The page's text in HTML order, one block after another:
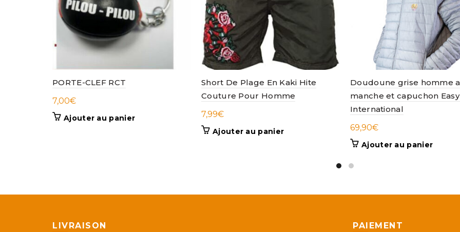
PORTE-CLEF RCT
7,00€
Ajouter au panier
Short De Plage En Kaki Hite
Couture Pour Homme
7,99€
Ajouter au panier
Doudoune grise homme
manche et capuchon
International
69,90€
Ajouter au panier
LIVRAISON PAIEMENT